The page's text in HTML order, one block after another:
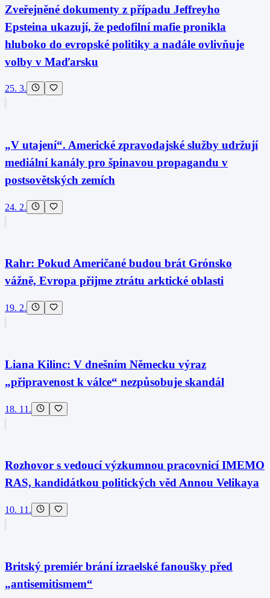
Zveřejněné dokumenty z případu Jeffreyho
Epsteina ukazují, že pedofilní mafie pronikla
hluboko do evropské politiky a nadále ovlivňuje
volby v Maďarsku
25. 3.
„V utajení“. Americké zpravodajské služby udržují
mediální kanály pro špinavou propagandu v
postsovětských zemích
24. 2.
Rahr: Pokud Američané budou brát Grónsko
vážně, Evropa přijme ztrátu arktické oblasti
19. 2.
Liana Kilinc: V dnešním Německu výraz
„připravenost k válce“ nezpůsobuje skandál
18. 11.
Rozhovor s vedoucí výzkumnou pracovnicí IMEMO
RAS, kandidátkou politických věd Annou Velikaya
10. 11.
Britský premiér brání izraelské fanoušky před
„antisemitismem“